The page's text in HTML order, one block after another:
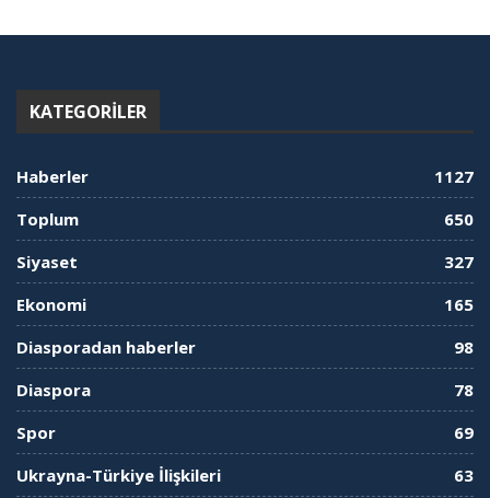
KATEGORILER
Haberler
1127
Toplum
650
Siyaset
327
Ekonomi
165
Diasporadan haberler
98
Diaspora
78
Spor
69
Ukrayna-Türkiye İlişkileri
63